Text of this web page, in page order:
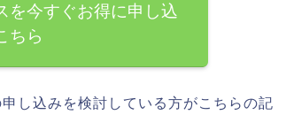
を今すぐお得に申し込
ちら
し込みを検討している方がこちらの記